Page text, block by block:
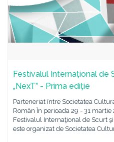
Festivalul Internaţional de
„NexT” - Prima ediţie
Parteneriat între Societatea
Român În perioada 29 - 31
Festivalul Internaţional de Scurt
este organizat de Societatea